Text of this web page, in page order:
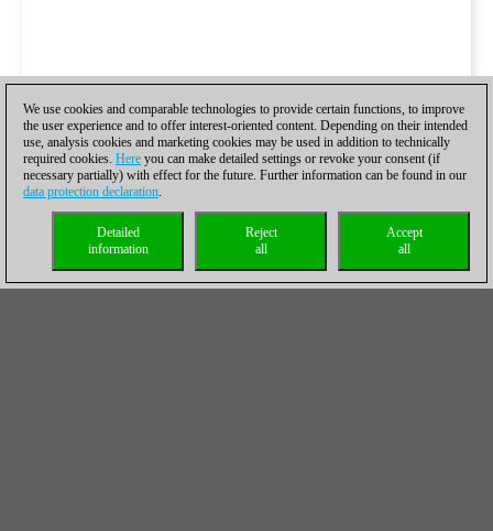
We use cookies and comparable technologies to provide certain functions, to improve
the user experience and to offer interest-oriented content. Depending on their intended
use, analysis cookies and marketing cookies may be used in addition to technically
required cookies. Here you can make detailed settings or revoke your consent (if
necessary partially) with effect for the future. Further information can be found in our
data protection declaration.
Accept
all
Reject
all
Detailed
information